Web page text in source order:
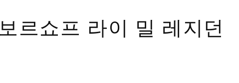
르쇼프 라이 밀 레지던